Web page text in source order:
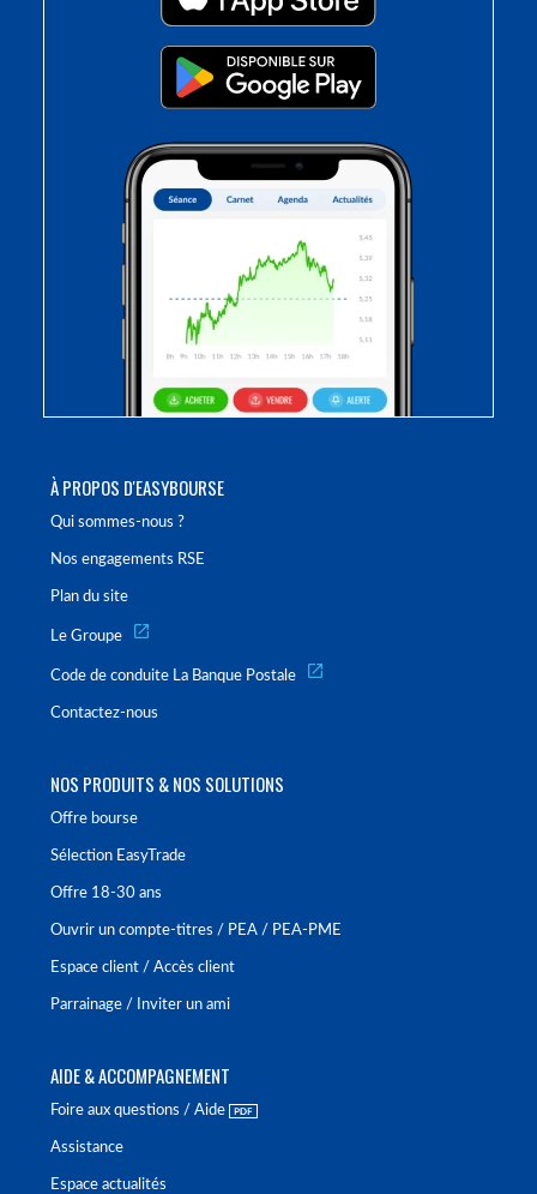
À PROPOS D'EASYBOURSE
Qui sommes-nous ?
Nos engagements RSE
Plan du site
Le Groupe
Code de conduite La Banque Postale
Contactez-nous
NOS PRODUITS & NOS SOLUTIONS
Offre bourse
Sélection EasyTrade
Offre 18-30 ans
Ouvrir un compte-titres / PEA / PEA-PME
Espace client / Accès client
Parrainage / Inviter un ami
AIDE & ACCOMPAGNEMENT
Foire aux questions / Aide
Assistance
Espace actualités